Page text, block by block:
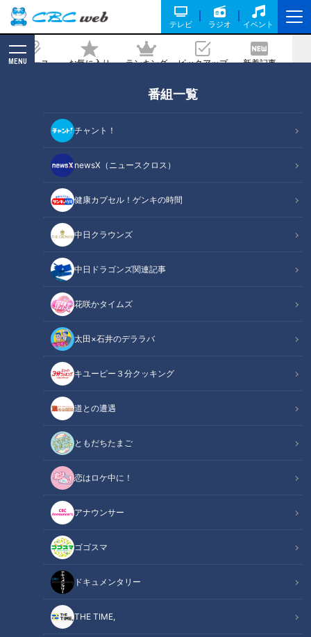
テレビ ラジオ イベント
ニュース お気に入り ランキング ピックアップ 新着記事
MENU
番組一覧
チャント！
newsX（ニュースクロス）
健康カプセル！ゲンキの時間
中日クラウンズ
中日ドラゴンズ関連記事
花咲かタイムズ
太田×石井のデララバ
キユーピー３分クッキング
道との遭遇
ともだちたまご
恋はロケ中に！
アナウンサー
ゴゴスマ
ドキュメンタリー
THE TIME,
リンプ」を西尾市のアメリカンダイナー
で堪能!
2020/07/17 13:00
花咲かタイムズ
週末ジャーニー 推しタビ
2020年7月11日(土)に放送された『週末ジャーニー 推しタビ』
では、尼神インターの2人が“愛知・西尾市"をリモート推しタ
ビしました!
本場の味!海沿いのアメリカンダイナー